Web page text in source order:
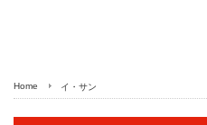
Home イ・サン